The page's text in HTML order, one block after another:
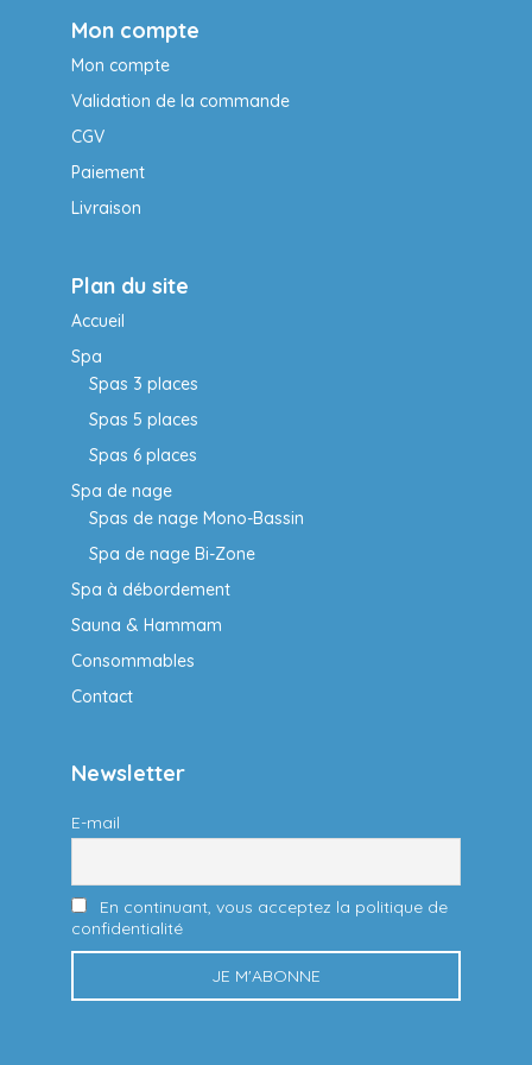
Mon compte
Mon compte
Validation de la commande
CGV
Paiement
Livraison
Plan du site
Accueil
Spa
Spas 3 places
Spas 5 places
Spas 6 places
Spa de nage
Spas de nage Mono-Bassin
Spa de nage Bi-Zone
Spa à débordement
Sauna & Hammam
Consommables
Contact
Newsletter
E-mail
En continuant, vous acceptez la politique de
confidentialité